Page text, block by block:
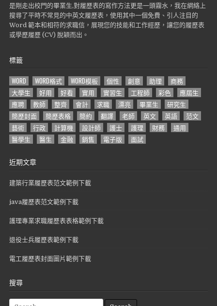
是剛走出校門的畢業生,對履歷表的寫作方法更是一頭霧水，我在網絡上
搜尋了平時不常見的中英文履歷表，使用其中一個免費、引人注目的
Word 範本和相符的求職信，展現您的技能和工作經歷，讓您的履歷表
或學歷履歷 (CV) 脫穎而出。
標籤
WORD WORD格式 WORD模板 個性 創意 助理
商務
大學生
好用 好看 實用 實習生 工程師 彩色
應屆生
應聘
教師 整齊 會計 求職 漂亮 畢業生
研究生
簡歷封面
簡歷表格 簡約 翻譯 老師 英文 英語
范文
藝術
行政 計算機 設計師 護士 護理 財務
通用
醫學生
醫生 金融 銷售 電子版 面試
近期文章
建築行業履歷表范文範例下載
java履歷表范文範例下載
護理專業求職履歷表表格範例下載
退役士兵履歷表範例下載
電工履歷表封面圖片範例下載
搜尋